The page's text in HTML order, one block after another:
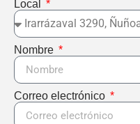
Local
Nombre
Correo electrónico